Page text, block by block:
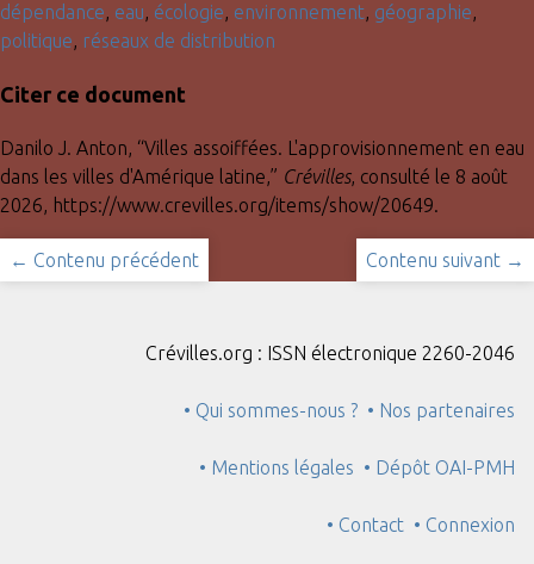
dépendance, eau, écologie, environnement, géographie,
politique, réseaux de distribution
Citer ce document
Danilo J. Anton, “Villes assoiffées. L'approvisionnement en eau
dans les villes d'Amérique latine,” Crévilles, consulté le 8 août
2026, https://www.crevilles.org/items/show/20649.
← Contenu précédent Contenu suivant →
Crévilles.org : ISSN électronique 2260-2046
• Qui sommes-nous ? • Nos partenaires
• Mentions légales • Dépôt OAI-PMH
• Contact • Connexion